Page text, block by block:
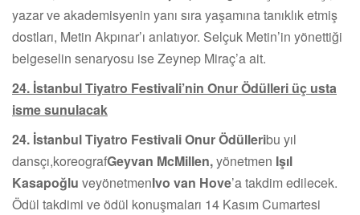
yazar ve akademisyenin yanı sıra yaşamına tanıklık etmiş
dostları, Metin Akpınar’ı anlatıyor. Selçuk Metin’in yönettiği
belgeselin senaryosu ise Zeynep Miraç’a ait.
24. İstanbul Tiyatro Festivali’nin Onur Ödülleri üç usta
isme sunulacak
24. İstanbul Tiyatro Festivali Onur Ödülleribu yıl
dansçı,koreografGeyvan McMillen,yönetmen Işıl
Kasapoğlu veyönetmenIvo van Hove’a takdim edilecek.
Ödül takdimi ve ödül konuşmaları 14 Kasım Cumartesi